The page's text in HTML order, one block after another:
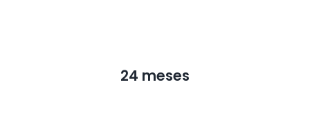
24 meses